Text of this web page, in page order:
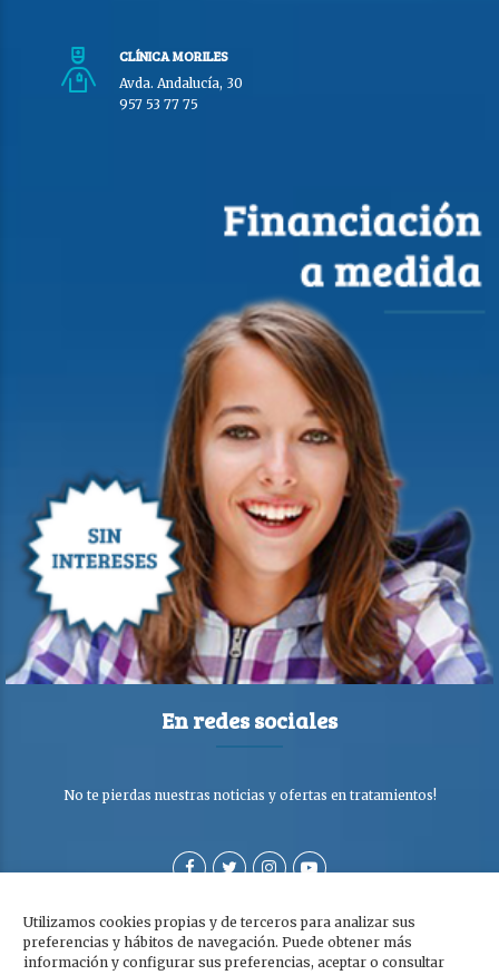
Utilizamos cookies propias y de terceros para analizar sus
preferencias y hábitos de navegación. Puede obtener más
información y configurar sus preferencias, aceptar o consultar
CLÍNICA MORILES
Avda. Andalucía, 30
957 53 77 75
En redes sociales
No te pierdas nuestras noticias y ofertas en tratamientos!